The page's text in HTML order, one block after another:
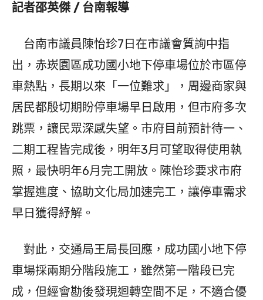
記者邵英傑 / 台南報導
台南市議員陳怡珍7日在市議會質詢中指
出，赤崁園區成功國小地下停車場位於市區停
車熱點，長期以來「一位難求」，周邊商家與
居民都殷切期盼停車場早日啟用，但市府多次
跳票，讓民眾深感失望。市府目前預計待一、
二期工程皆完成後，明年3月可望取得使用執
照，最快明年6月完工開放。陳怡珍要求市府
掌握進度、協助文化局加速完工，讓停車需求
早日獲得紓解。
對此，交通局王局長回應，成功國小地下停
車場採兩期分階段施工，雖然第一階段已完
成，但經會勘後發現迴轉空間不足，不適合優